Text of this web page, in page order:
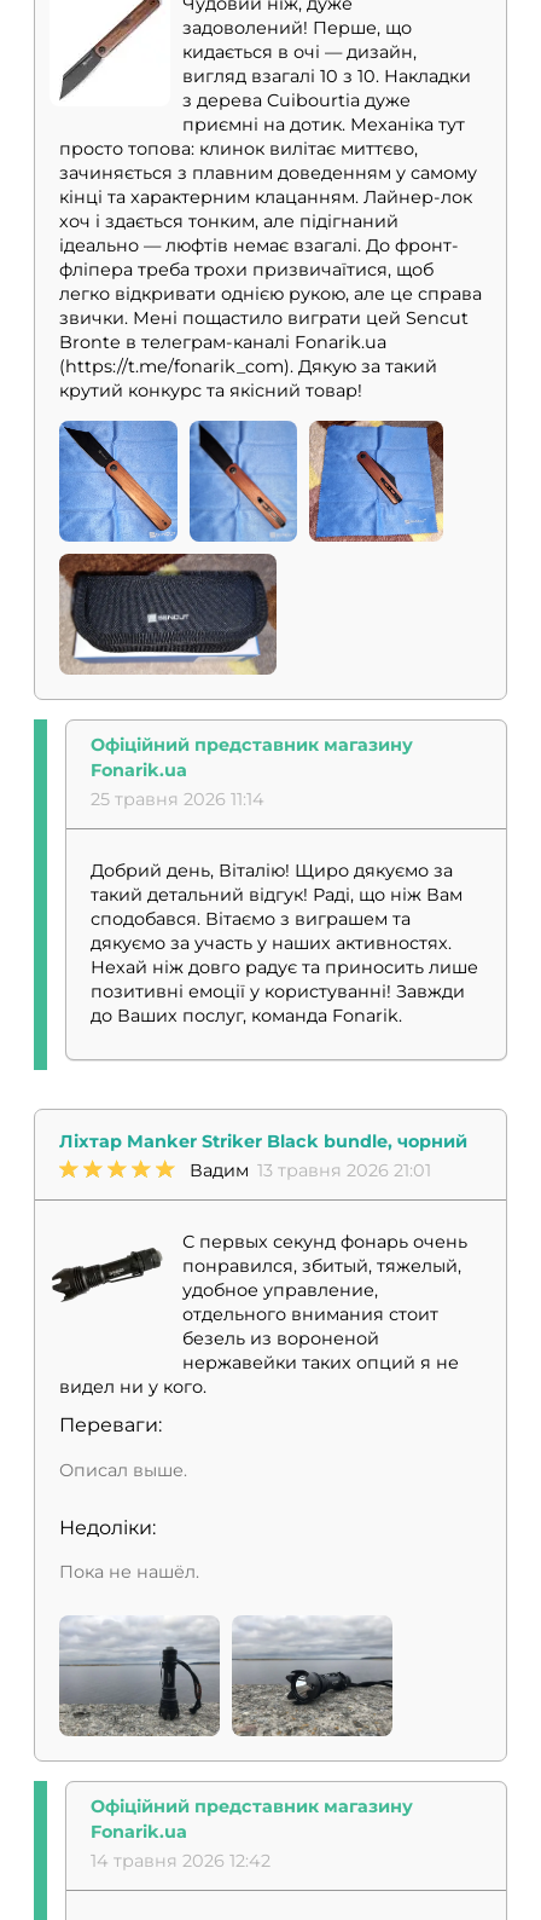
задоволений! Перше, що
кидається в очі — дизайн,
вигляд взагалі 10 з 10. Накладки
з дерева Cuibourtia дуже
приємні на дотик. Механіка тут
просто топова: клинок вилітає миттєво,
зачиняється з плавним доведенням у самому
кінці та характерним клацанням. Лайнер-лок
хоч і здається тонким, але підігнаний
ідеально — люфтів немає взагалі. До фронт-
фліпера треба трохи призвичаїтися, щоб
легко відкривати однією рукою, але це справа
звички. Мені пощастило виграти цей Sencut
Bronte в телеграм-каналі Fonarik.ua
(https://t.me/fonarik_com). Дякую за такий
крутий конкурс та якісний товар!
Офіційний представник магазину
Fonarik.ua
25 травня 2026 11:14
Добрий день, Віталію! Щиро дякуємо за
такий детальний відгук! Раді, що ніж Вам
сподобався. Вітаємо з виграшем та
дякуємо за участь у наших активностях.
Нехай ніж довго радує та приносить лише
позитивні емоції у користуванні! Завжди
до Ваших послуг, команда Fonarik.
Ліхтар Manker Striker Black bundle, чорний
Вадим 13 травня 2026 21:01
С первых секунд фонарь очень
понравился, збитый, тяжелый,
удобное управление,
отдельного внимания стоит
безель из вороненой
нержавейки таких опций я не
видел ни у кого.
Переваги:
Описал выше.
Недоліки:
Пока не нашёл.
Офіційний представник магазину
Fonarik.ua
14 травня 2026 12:42